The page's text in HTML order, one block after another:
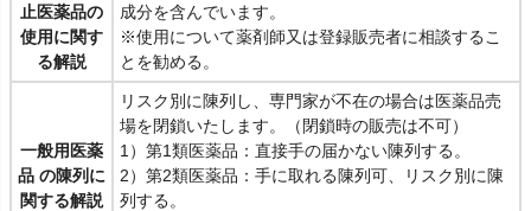
止医薬品の
使用に関す
る解説
成分を含んでいます。
※使用について薬剤師又は登録販売者に相談するこ
とを勧める。
一般用医薬
品 の陳列に
関する解説
リスク別に陳列し、専門家が不在の場合は医薬品売
場を閉鎖いたします。（閉鎖時の販売は不可）
1）第1類医薬品：直接手の届かない陳列する。
2）第2類医薬品：手に取れる陳列可、リスク別に陳
列する。